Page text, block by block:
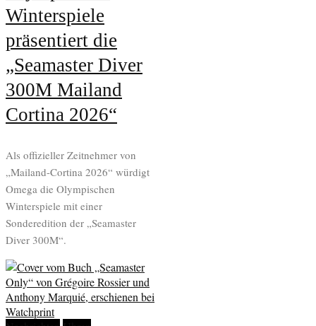
Winterspiele
präsentiert die
„Seamaster Diver
300M Mailand
Cortina 2026“
Als offizieller Zeitnehmer von
„Mailand-Cortina 2026“ würdigt
Omega die Olympischen
Winterspiele mit einer
Sonderedition der „Seamaster
Diver 300M“.